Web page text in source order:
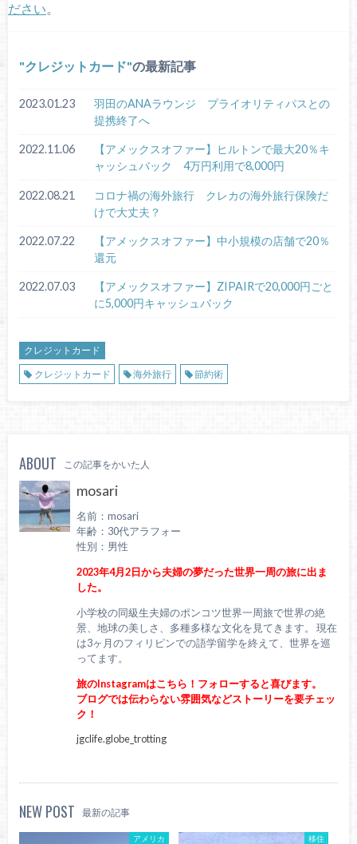
ださい。
クレジットカード の最新記事
2023.01.23
羽田のANAラウンジ プライオリティパスとの
提携終了へ
2022.11.06
【アメックスオファー】ヒルトンで最大20％キ
ャッシュバック 4万円利用で8,000円
2022.08.21
コロナ禍の海外旅行 クレカの海外旅行保険だ
けで大丈夫？
2022.07.22
【アメックスオファー】中小規模の店舗で20％
還元
2022.07.03
【アメックスオファー】ZIPAIRで20,000円ごと
に5,000円キャッシュバック
クレジットカード
クレジットカード
海外旅行 節約術
ABOUT この記事をかいた人
mosari
名前：mosari
年齢：30代アラフォー
性別：男性
2023年4月2日から夫婦の夢だった世界一周の旅に出ま
した。
小学校の同級生夫婦のポンコツ世界一周旅で世界の絶
景、地球の美しさ、多種多様な文化を見てきます。 現在
は3ヶ月のフィリピンでの語学留学を終えて、世界を巡
ってます。
旅のInstagramはこちら！フォローすると喜びます。
ブログでは伝わらない雰囲気などストーリーを要チェッ
ク！
jgclife.globe_trotting
NEW POST 最新の記事
アメリカ 移住